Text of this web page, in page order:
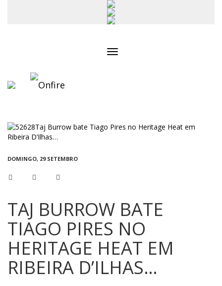
DOMINGO, 29 SETEMBRO
TAJ BURROW BATE
TIAGO PIRES NO
HERITAGE HEAT EM
RIBEIRA D’ILHAS…